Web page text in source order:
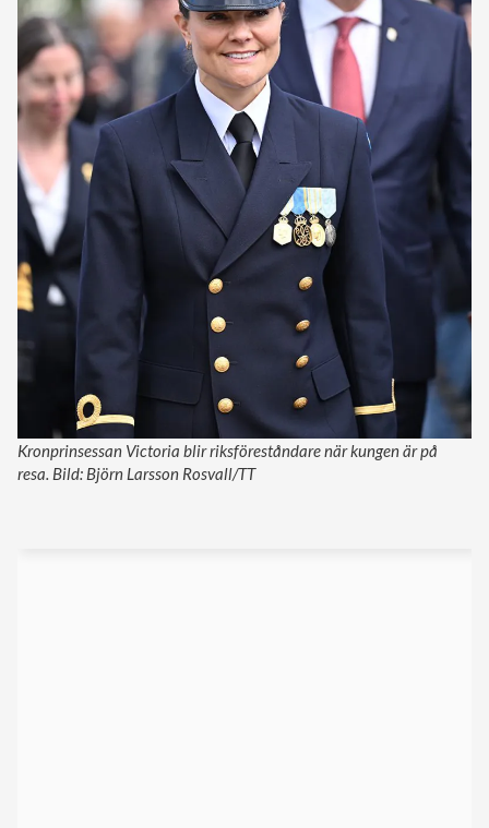
Kronprinsessan Victoria blir riksföreståndare när kungen är på
resa. Bild: Björn Larsson Rosvall/TT